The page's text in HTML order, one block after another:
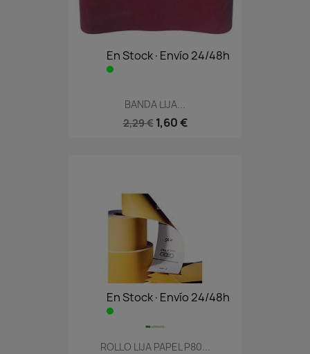
En Stock·Envío 24/48h
BANDA LIJA...
2,29 € 1,60 €
En Stock·Envío 24/48h
ROLLO LIJA PAPEL P80...